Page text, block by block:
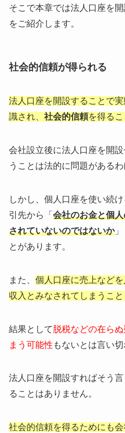
そこで本章では法人口座を
をご紹介します。
社会的信頼が得られる
法人口座を開設することで
識され、 社会的信頼を得るこ
会社設立後に法人口座を開
うことは法的に問題があるわ
しかし、個人口座を使い続
引先から「 会社のお金と個
されていないのではないか」
とがあります。
また、 個人口座に売上など
収入とみなされてしまうこ
結果として脱税などの在ら
まう可能性 もないとは言い切
法人口座を開設すればそう
ることはありません。
社会的信頼を得るためにも